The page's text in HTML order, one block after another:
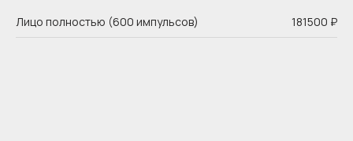
Лицо полностью (600 импульсов) 181500 ₽